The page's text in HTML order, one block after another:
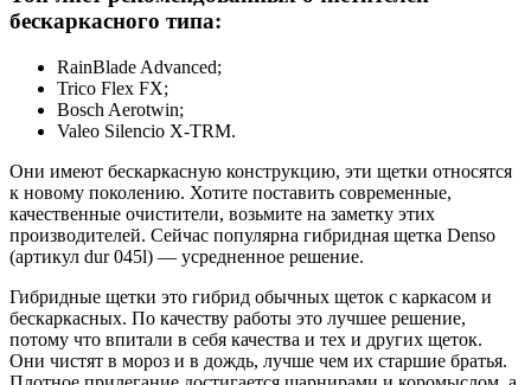
бескаркасного типа:
RainBlade Advanced;
Trico Flex FX;
Bosch Aerotwin;
Valeo Silencio X-TRM.
Они имеют бескаркасную конструкцию, эти щетки относятся
к новому поколению. Хотите поставить современные,
качественные очистители, возьмите на заметку этих
производителей. Сейчас популярна гибридная щетка Denso
(артикул dur 045l) — усредненное решение.
Гибридные щетки это гибрид обычных щеток с каркасом и
бескаркасных. По качеству работы это лучшее решение,
потому что впитали в себя качества и тех и других щеток.
Они чистят в мороз и в дождь, лучше чем их старшие братья.